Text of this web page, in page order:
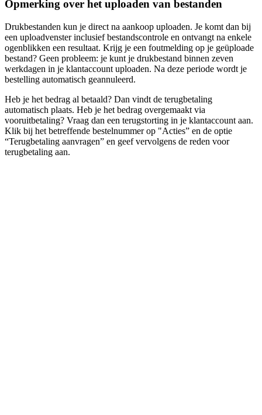
Opmerking over het uploaden van bestanden
Drukbestanden kun je direct na aankoop uploaden. Je komt dan bij
een uploadvenster inclusief bestandscontrole en ontvangt na enkele
ogenblikken een resultaat. Krijg je een foutmelding op je geüploade
bestand? Geen probleem: je kunt je drukbestand binnen zeven
werkdagen in je klantaccount uploaden. Na deze periode wordt je
bestelling automatisch geannuleerd.
Heb je het bedrag al betaald? Dan vindt de terugbetaling
automatisch plaats. Heb je het bedrag overgemaakt via
vooruitbetaling? Vraag dan een terugstorting in je klantaccount aan.
Klik bij het betreffende bestelnummer op "Acties” en de optie
“Terugbetaling aanvragen” en geef vervolgens de reden voor
terugbetaling aan.